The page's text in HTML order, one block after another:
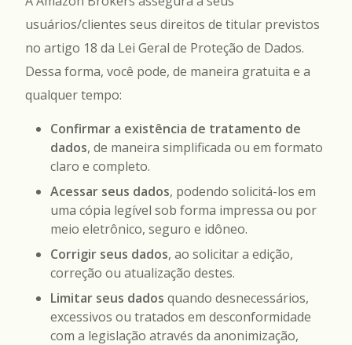
usuários/clientes seus direitos de titular previstos
no artigo 18 da Lei Geral de Proteção de Dados.
Dessa forma, você pode, de maneira gratuita e a
qualquer tempo:
Confirmar a existência de tratamento de
dados, de maneira simplificada ou em formato
claro e completo.
Acessar seus dados, podendo solicitá-los em
uma cópia legível sob forma impressa ou por
meio eletrônico, seguro e idôneo.
Corrigir seus dados, ao solicitar a edição,
correção ou atualização destes.
Limitar seus dados quando desnecessários,
excessivos ou tratados em desconformidade
com a legislação através da anonimização,